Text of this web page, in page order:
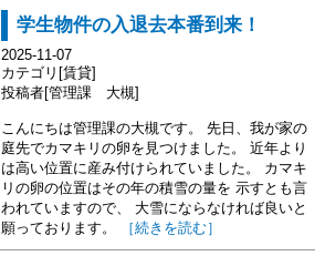
学生物件の入退去本番到来！
2025-11-07
カテゴリ[賃貸]
投稿者[管理課 大槻]
こんにちは管理課の大槻です。 先日、我が家の
庭先でカマキリの卵を見つけました。 近年より
は高い位置に産み付けられていました。 カマキ
リの卵の位置はその年の積雪の量を 示すとも言
われていますので、 大雪にならなければ良いと
願っております。
［続きを読む］